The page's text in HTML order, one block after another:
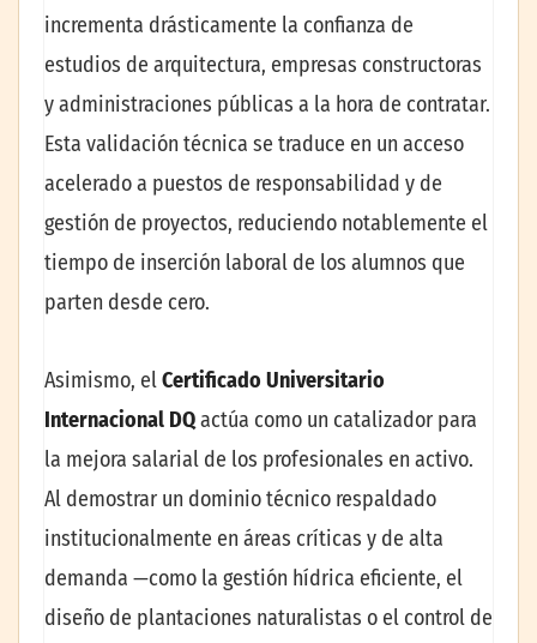
incrementa drásticamente la confianza de
estudios de arquitectura, empresas constructoras
y administraciones públicas a la hora de contratar.
Esta validación técnica se traduce en un acceso
acelerado a puestos de responsabilidad y de
gestión de proyectos, reduciendo notablemente el
tiempo de inserción laboral de los alumnos que
parten desde cero.
Asimismo, elCertificado Universitario
Internacional DQactúa como un catalizador para
la mejora salarial de los profesionales en activo.
Al demostrar un dominio técnico respaldado
institucionalmente en áreas críticas y de alta
demanda —como la gestión hídrica eficiente, el
diseño de plantaciones naturalistas o el control de